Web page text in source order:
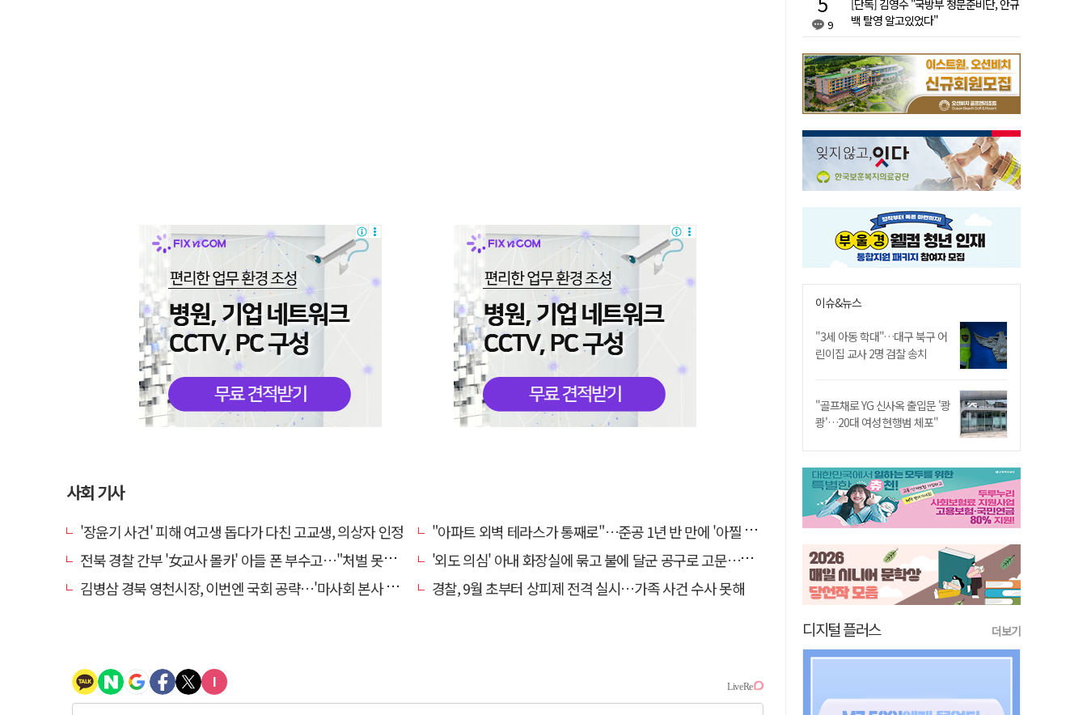
사회 기사
'장윤기 사건' 피해 여고생 돕다가 다친 고교생, 의상자 인정
"아파트 외벽 테라스가 통째로"…준공 1년 반 만에 '아찔 사고'
전북 경찰 간부 '女교사 몰카' 아들 폰 부수고…"처벌 못하는 사안" 내부망에 글
'외도 의심' 아내 화장실에 묶고 불에 달군 공구로 고문…남편 검거
김병삼 경북 영천시장, 이번엔 국회 공략…'마사회 본사 이전·광역교통망 확충' 요청
경찰, 9월 초부터 상피제 전격 실시…가족 사건 수사 못해
9
[단독] 김영수 "국방부 청문준비단, 안규
백 탈영 알고있었다"
이슈&뉴스
"3세 아동 학대"…대구 북구 어
린이집 교사 2명 검찰 송치
"골프채로 YG 신사옥 출입문 '쾅
쾅'…20대 여성 현행범 체포"
디지털 플러스 더보기